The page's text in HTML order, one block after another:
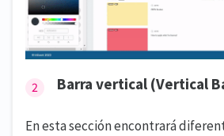
Barra vertical (Vertical
En esta sección encontrará